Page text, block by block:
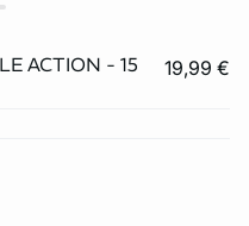
ACTION - 15
19,99 €